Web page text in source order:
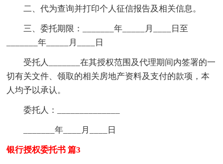
二、代为查询并打印个人征信报告及相关信息。
三、委托期限：_______年_____月____日至
_______年_____月____日
受托人_______在其授权范围及代理期间内签署的一
切有关文件、领取的相关房地产资料及支付的款项，本
人均予以承认。
委托人：______________
_______年____月____日
银行授权委托书 篇3